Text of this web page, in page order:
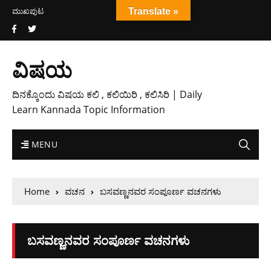
ಮುಖಪುಟ
ವಿಷಯ
ದಿನಕ್ಕೊಂದು ವಿಷಯ ಕಲಿ , ಕಲಿಯಿರಿ , ಕಲಿಸಿರಿ | Daily
Learn Kannada Topic Information
MENU
Home ವಚನ ಬಸವಣ್ಣನವರ ಸಂಪೂರ್ಣ ವಚನಗಳು
ಬಸವಣ್ಣನವರ ಸಂಪೂರ್ಣ ವಚನಗಳು
Translate »